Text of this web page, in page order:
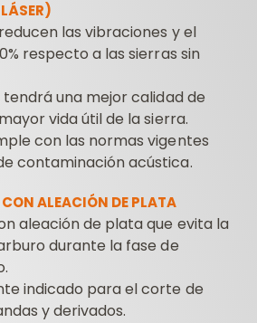
las vibraciones y el
respecto a las sierras sin
una mejor calidad de
vida útil de la sierra.
con las normas vigentes
contaminación acústica.
ALEACIÓN DE PLATA
aleación de plata que evita la
durante la fase de
indicado para el corte de
y derivados.